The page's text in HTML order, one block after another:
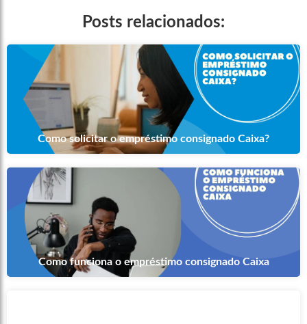
Posts relacionados:
Como solicitar o empréstimo consignado Caixa?
Como funciona o empréstimo consignado Caixa